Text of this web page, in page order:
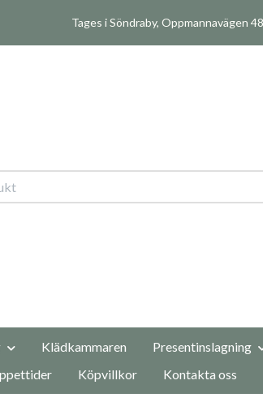
Tages i Söndraby, Oppmannavägen
Klädkammaren
Presentinslagning
Köpvillkor Kontakta oss